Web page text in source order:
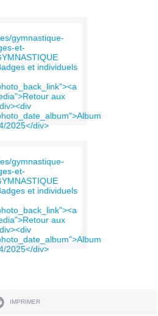
IMPRIMER